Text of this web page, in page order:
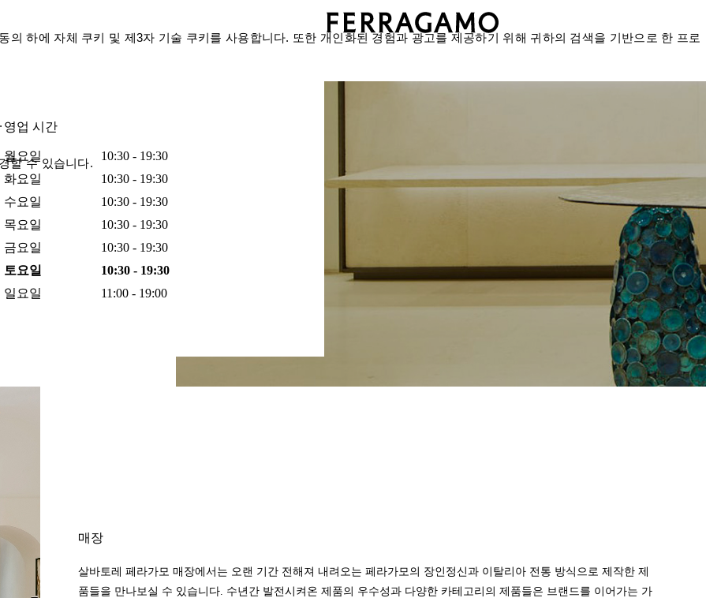
영업 시간
월요일
10:30 - 19:30
화요일
10:30 - 19:30
수요일
10:30 - 19:30
목요일
10:30 - 19:30
금요일
10:30 - 19:30
토요일
10:30 - 19:30
일요일
11:00 - 19:00
매장
살바토레 페라가모 매장에서는 오랜 기간 전해져 내려오는 페라가모의 장인정신과 이탈리아 전통 방식으로 제작한 제
품들을 만나보실 수 있습니다. 수년간 발전시켜온 제품의 우수성과 다양한 카테고리의 제품들은 브랜드를 이어가는 가
하에 자체 쿠키 및 제3자 기술 쿠키를 사용합니다. 또한 개인화된 경험과 광고를 제공하기 위해 귀하의 검색을 기반으로 한 프로
할 수 있습니다.